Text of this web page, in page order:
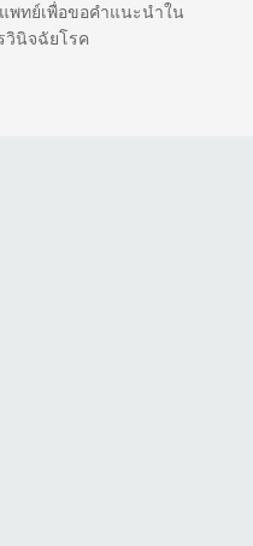
พทย์เพื่อขอคำแนะนำใน
วินิจฉัยโรค